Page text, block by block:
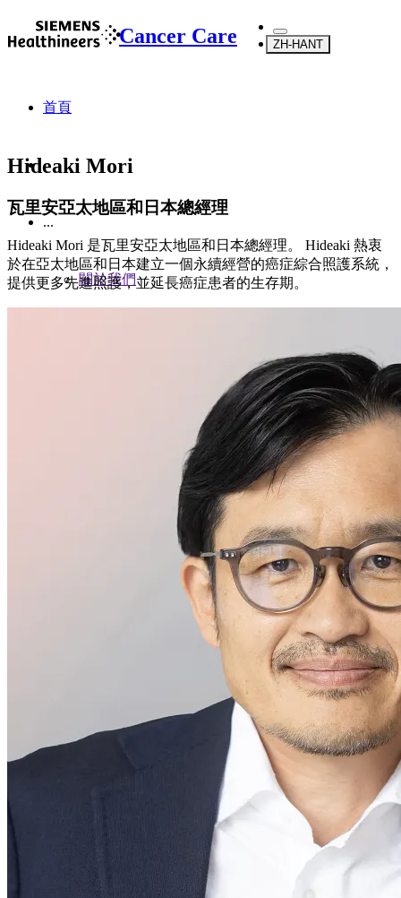
Cancer Care ZH-HANT
首頁
...
關於我們
Hideaki Mori
瓦里安亞太地區和日本總經理
Hideaki Mori 是瓦里安亞太地區和日本總經理。 Hideaki 熱衷
於在亞太地區和日本建立一個永續經營的癌症綜合照護系統，
提供更多先進照護，並延長癌症患者的生存期。